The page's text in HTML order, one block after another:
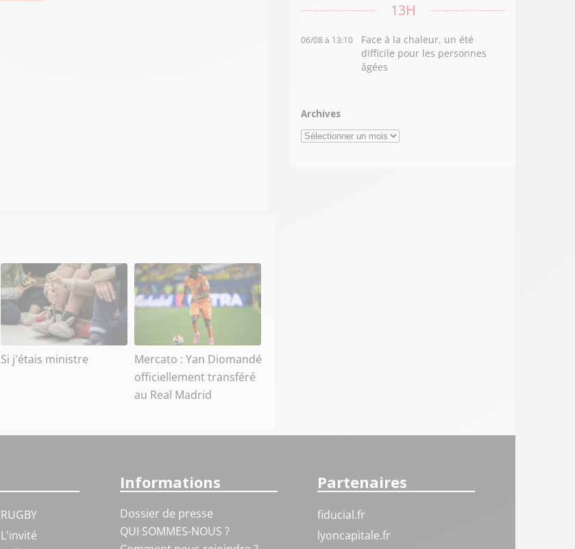
Si j'étais ministre
Mercato : Yan Diomandé
officiellement transféré
au Real Madrid
13H
06/08 à 13:10
Face à la chaleur, un été
difficile pour les personnes
âgées
Archives
Archives
RUGBY
L'invité
Informations
Dossier de presse
QUI SOMMES-NOUS ?
Partenaires
fiducial.fr
lyoncapitale.fr